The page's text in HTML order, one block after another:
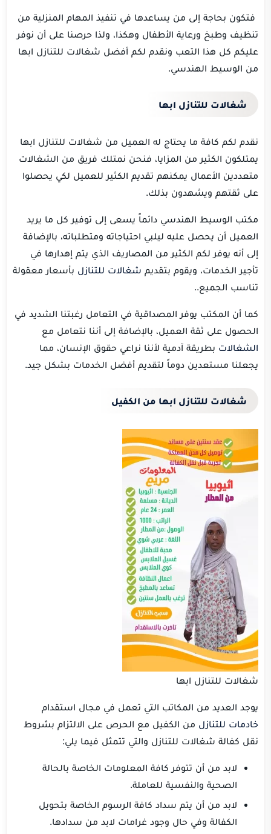
فتكون بحاجة إلى من يساعدها في تنفيذ المهام المنزلية من
تنظيف وطبخ ورعاية الأطفال وهكذا، ولذا حرصنا على أن نوفر
عليكم كل هذا التعب ونقدم لكم أفضل شغالات للتنازل ابها
من الوسيط الهندسي.
شغالات للتنازل ابها
نقدم لكم كافة ما يحتاج له العميل من شغالات للتنازل ابها
يمتلكون الكثير من المزايا، فنحن نمتلك فريق من الشغالات
متعددين الأعمال يمكنهم تقديم الكثير للعميل لكي يحصلوا
على ثقتهم ويشهدون بذلك.
مكتب الوسيط الهندسي دائماً يسعى إلى توفير كل ما يريد
العميل أن يحصل عليه ليلبي احتياجاته ومتطلباته، بالإضافة
إلى أنه يوفر لكم الكثير من المصاريف الذي يتم إهدارها في
تأجير الخدمات، ويقوم بتقديم شغالات للتنازل بأسعار معقولة
تناسب الجميع..
كما أن المكتب يوفر المصداقية في التعامل رغبتنا الشديد في
الحصول على ثقة العميل، بالإضافة إلى أننا نتعامل مع
الشغالات بطريقة آدمية لأننا نراعي حقوق الإنسان، مما
يجعلنا مستعدين دوماً لتقديم أفضل الخدمات بشكل جيد.
شغالات للتنازل ابها من الكفيل
شغالات للتنازل ابها
يوجد العديد من المكاتب التي تعمل في مجال استقدام
خادمات للتنازل من الكفيل مع الحرص على الالتزام بشروط
نقل كفالة شغالات للتنازل والتي تتمثل فيما يلي:
لابد من أن تتوفر كافة المعلومات الخاصة بالحالة
الصحية والنفسية للعاملة.
لابد من أن يتم سداد كافة الرسوم الخاصة بتحويل
الكفالة وفي حال وجود غرامات لابد من سدادها.